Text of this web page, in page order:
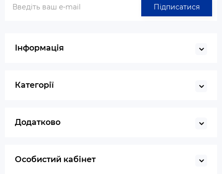
Підписатися
Інформація
Категорії
Додатково
Особистий кабінет